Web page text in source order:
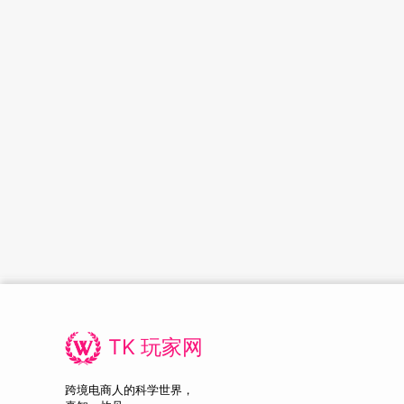
TK 玩家网
跨境电商人的科学世界，